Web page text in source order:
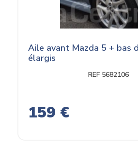
Aile avant Mazda 5 + bas
élargis
REF 5682106
159 €